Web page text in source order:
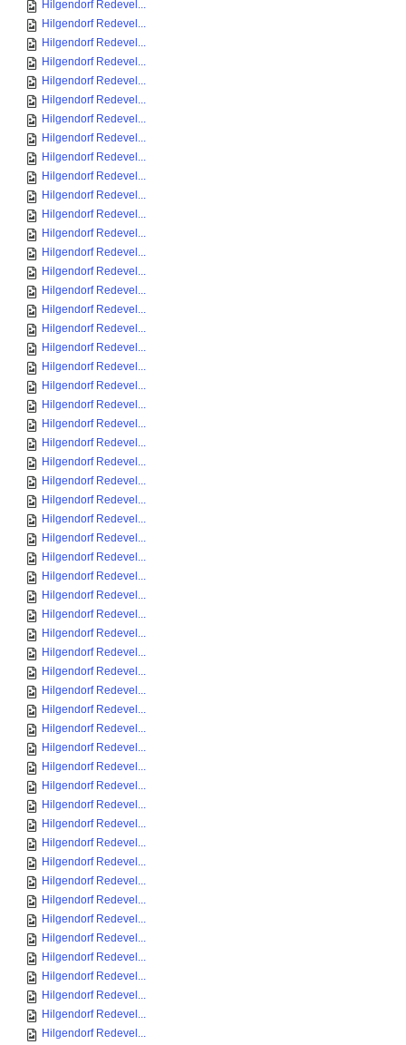
Hilgendorf Redevel...
Hilgendorf Redevel...
Hilgendorf Redevel...
Hilgendorf Redevel...
Hilgendorf Redevel...
Hilgendorf Redevel...
Hilgendorf Redevel...
Hilgendorf Redevel...
Hilgendorf Redevel...
Hilgendorf Redevel...
Hilgendorf Redevel...
Hilgendorf Redevel...
Hilgendorf Redevel...
Hilgendorf Redevel...
Hilgendorf Redevel...
Hilgendorf Redevel...
Hilgendorf Redevel...
Hilgendorf Redevel...
Hilgendorf Redevel...
Hilgendorf Redevel...
Hilgendorf Redevel...
Hilgendorf Redevel...
Hilgendorf Redevel...
Hilgendorf Redevel...
Hilgendorf Redevel...
Hilgendorf Redevel...
Hilgendorf Redevel...
Hilgendorf Redevel...
Hilgendorf Redevel...
Hilgendorf Redevel...
Hilgendorf Redevel...
Hilgendorf Redevel...
Hilgendorf Redevel...
Hilgendorf Redevel...
Hilgendorf Redevel...
Hilgendorf Redevel...
Hilgendorf Redevel...
Hilgendorf Redevel...
Hilgendorf Redevel...
Hilgendorf Redevel...
Hilgendorf Redevel...
Hilgendorf Redevel...
Hilgendorf Redevel...
Hilgendorf Redevel...
Hilgendorf Redevel...
Hilgendorf Redevel...
Hilgendorf Redevel...
Hilgendorf Redevel...
Hilgendorf Redevel...
Hilgendorf Redevel...
Hilgendorf Redevel...
Hilgendorf Redevel...
Hilgendorf Redevel...
Hilgendorf Redevel...
Hilgendorf Redevel...